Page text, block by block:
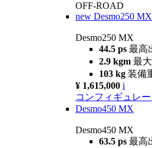
OFF-ROAD
new Desmo250 MX
Desmo250 MX
44.5 ps 最高
2.9 kgm 最
103 kg 装備
¥ 1,615,000 i
コンフィギュレ
Desmo450 MX
Desmo450 MX
63.5 ps 最高